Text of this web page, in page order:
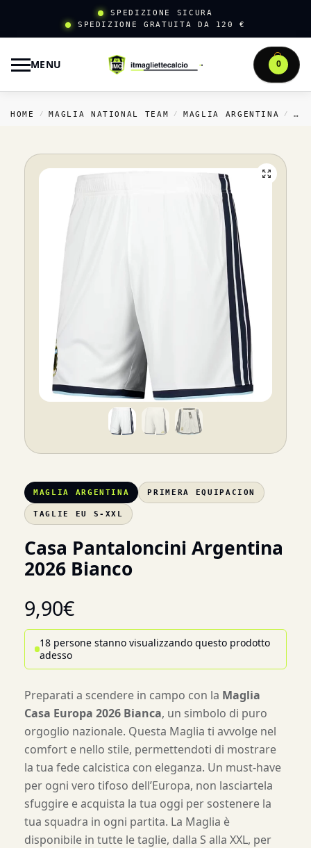
SPEDIZIONE SICURA
SPEDIZIONE GRATUITA DA 120 €
MENU 0
HOME / MAGLIA NATIONAL TEAM / MAGLIA ARGENTINA /
MAGLIA ARGENTINA PRIMERA EQUIPACION
TAGLIE EU S-XXL
Casa Pantaloncini Argentina
2026 Bianco
9,90€
18 persone stanno visualizzando questo prodotto
adesso
Preparati a scendere in campo con la Maglia
Casa Europa 2026 Bianca, un simbolo di puro
orgoglio nazionale. Questa Maglia ti avvolge nel
comfort e nello stile, permettendoti di mostrare
la tua fede calcistica con eleganza. Un must-have
per ogni vero tifoso dell’Europa, non lasciartela
sfuggire e acquista la tua oggi per sostenere la
tua squadra in ogni partita. La Maglia è
disponibile in tutte le taglie, dalla S alla XXL, per